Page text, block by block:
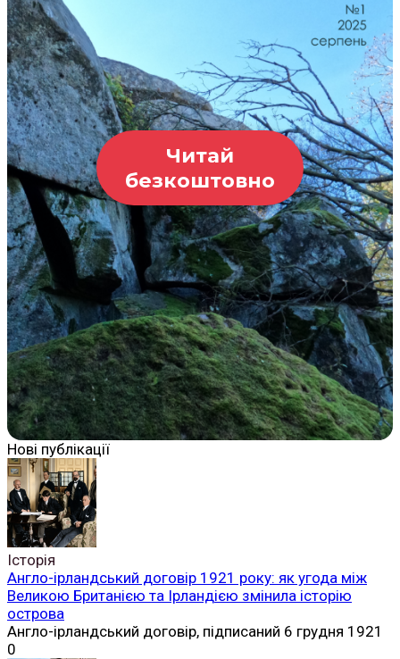
Читай
безкоштовно
Нові публікації
Історія
Англо-ірландський договір 1921 року: як угода між
Великою Британією та Ірландією змінила історію
острова
Англо-ірландський договір, підписаний 6 грудня 1921
0